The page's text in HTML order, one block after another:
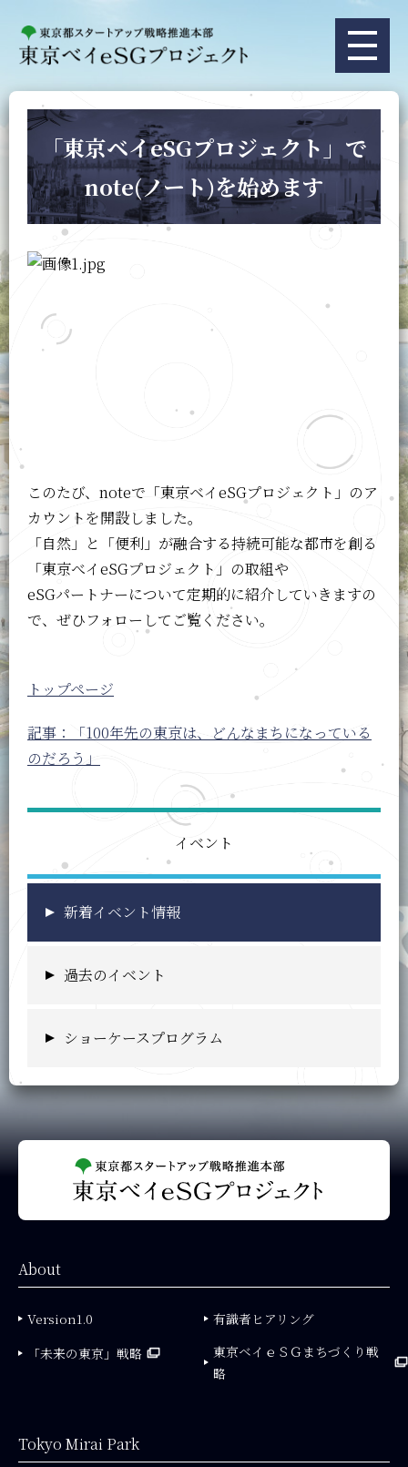
「東京ベイeSGプロジェクト」で
note(ノート)を始めます
イベント
新着イベント情報
過去のイベント
ショーケースプログラム
このたび、noteで「東京ベイeSGプロジェクト」のア
カウントを開設しました。
「自然」と「便利」が融合する持続可能な都市を創る
「東京べイeSGプロジェクト」の取組や
eSGパートナーについて定期的に紹介していきますの
で、ぜひフォローしてご覧ください。
トップページ
記事：「100年先の東京は、どんなまちになっている
のだろう」
About
Version1.0
有識者ヒアリング
「未来の東京」戦略
東京ベイｅＳＧまちづくり戦
略
Tokyo Mirai Park